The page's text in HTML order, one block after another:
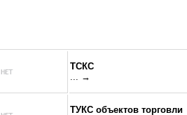
ТСКС
... →
ТУКС объектов торговли